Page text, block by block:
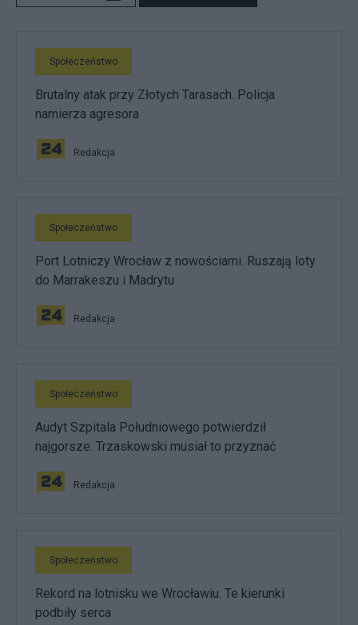
Społeczeństwo
Brutalny atak przy Złotych Tarasach. Policja
namierza agresora
Redakcja
Społeczeństwo
Port Lotniczy Wrocław z nowościami. Ruszają loty
do Marrakeszu i Madrytu
Redakcja
Społeczeństwo
Audyt Szpitala Południowego potwierdził
najgorsze. Trzaskowski musiał to przyznać
Redakcja
Społeczeństwo
Rekord na lotnisku we Wrocławiu. Te kierunki
podbiły serca